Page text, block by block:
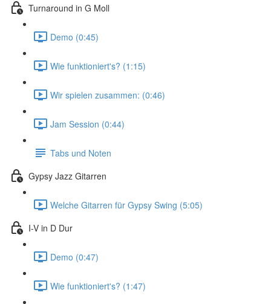
Turnaround in G Moll
Demo (0:45)
Wie funktioniert's? (1:15)
Wir spielen zusammen: (0:46)
Jam Session (0:44)
Tabs und Noten
Gypsy Jazz Gitarren
Welche Gitarren für Gypsy Swing (5:05)
I-V in D Dur
Demo (0:47)
Wie funktioniert's? (1:47)